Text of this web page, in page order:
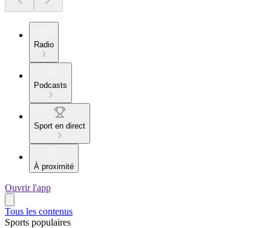
Radio
Podcasts
Sport en direct
À proximité
Ouvrir l'app
Tous les contenus
Sports populaires